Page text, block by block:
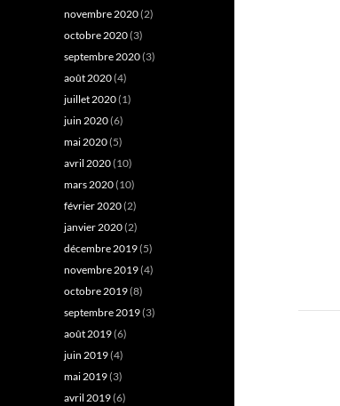
novembre 2020(2)
octobre 2020(3)
septembre 2020(3)
août 2020(4)
juillet 2020(1)
juin 2020(6)
mai 2020(5)
avril 2020(10)
mars 2020(10)
février 2020(2)
janvier 2020(2)
décembre 2019(5)
novembre 2019(4)
octobre 2019(8)
septembre 2019(3)
août 2019(6)
juin 2019(4)
mai 2019(3)
avril 2019(6)